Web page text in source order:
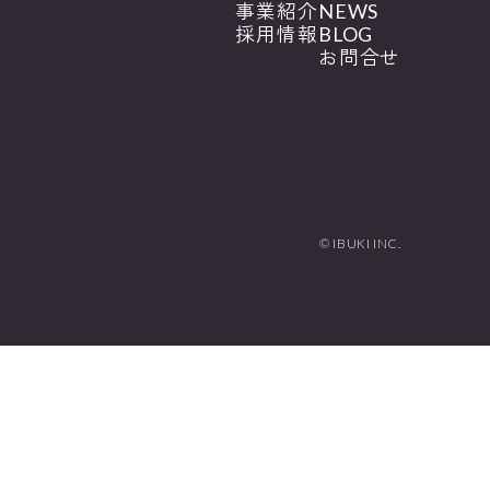
事業紹介
採用情報
NEWS
BLOG
お問合せ
© IBUKI INC.